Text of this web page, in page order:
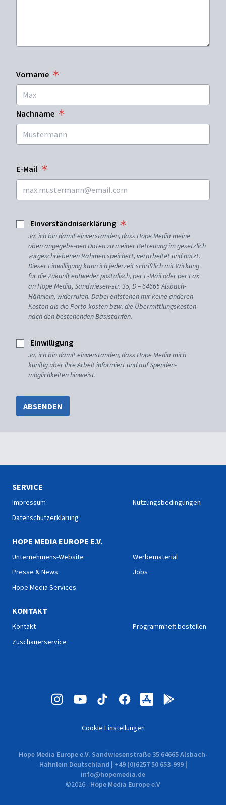
Vorname
Nachname
E-Mail
Einverständniserklärung
Ja, ich bin damit einverstanden, dass Hope Media meine
oben angegebe-nen Daten zu meiner Betreuung im gesetzlich
vorgeschriebenen Rahmen speichert, verarbeitet und nutzt.
Dieser Einwilligung kann ich jederzeit schriftlich mit Wirkung
für die Zukunft entweder postalisch, per E-Mail oder per Fax
an Hope Media, Sandwiesen-str. 35, D – 64665 Alsbach-
Hähnlein, widerrufen. Dabei entstehen mir keine anderen
Kosten als die Porto-kosten bzw. die Übermittlungskosten
nach den bestehenden Basistarifen.
Einwilligung
Ja, ich bin damit einverstanden, dass Hope Media mich
künftig über ihre Arbeit informiert und auf Spenden-
möglichkeiten hinweist.
ABSENDEN
SERVICE
Impressum
Datenschutzerklärung
Nutzungsbedingungen
HOPE MEDIA EUROPE E.V.
Unternehmens-Website
Presse & News
Hope Media Services
Werbematerial
Jobs
KONTAKT
Kontakt
Zuschauerservice
Programmheft bestellen
Cookie Einstellungen
Hope Media Europe e.V. Sandwiesenstraße 35 64665 Alsbach-
Hähnlein Deutschland | +49 (0)6257 50 653-999 |
info@hopemedia.de
©2026- Hope Media Europe e.V